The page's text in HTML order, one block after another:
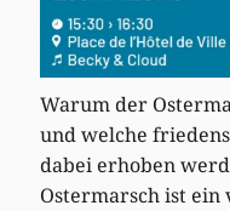
Warum der
und welche
dabei erhoben
Ostermarsch ist